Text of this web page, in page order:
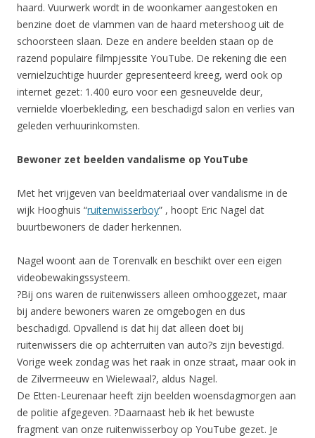
haard. Vuurwerk wordt in de woonkamer aangestoken en
benzine doet de vlammen van de haard metershoog uit de
schoorsteen slaan. Deze en andere beelden staan op de
razend populaire filmpjessite YouTube. De rekening die een
vernielzuchtige huurder gepresenteerd kreeg, werd ook op
internet gezet: 1.400 euro voor een gesneuvelde deur,
vernielde vloerbekleding, een beschadigd salon en verlies van
geleden verhuurinkomsten.
Bewoner zet beelden vandalisme op YouTube
Met het vrijgeven van beeldmateriaal over vandalisme in de
wijk Hooghuis “ruitenwisserboy” , hoopt Eric Nagel dat
buurtbewoners de dader herkennen.
Nagel woont aan de Torenvalk en beschikt over een eigen
videobewakingssysteem.
?Bij ons waren de ruitenwissers alleen omhooggezet, maar
bij andere bewoners waren ze omgebogen en dus
beschadigd. Opvallend is dat hij dat alleen doet bij
ruitenwissers die op achterruiten van auto?s zijn bevestigd.
Vorige week zondag was het raak in onze straat, maar ook in
de Zilvermeeuw en Wielewaal?, aldus Nagel.
De Etten-Leurenaar heeft zijn beelden woensdagmorgen aan
de politie afgegeven. ?Daarnaast heb ik het bewuste
fragment van onze ruitenwisserboy op YouTube gezet. Je